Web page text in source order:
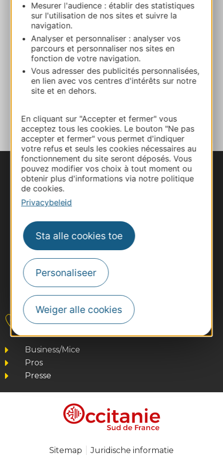
Mesurer l'audience : établir des statistiques
sur l'utilisation de nos sites et suivre la
navigation.
Analyser et personnaliser : analyser vos
parcours et personnaliser nos sites en
fonction de votre navigation.
Vous adresser des publicités personnalisées,
en lien avec vos centres d'intérêts sur notre
site et en dehors.
En cliquant sur "Accepter et fermer" vous
acceptez tous les cookies. Le bouton "Ne pas
accepter et fermer" vous permet d'indiquer
votre refus et seuls les cookies nécessaires au
fonctionnement du site seront déposés. Vous
pouvez modifier vos choix à tout moment ou
obtenir plus d'informations via notre politique
de cookies.
Privacybeleid
Sta alle cookies toe
Personaliseer
Weiger alle cookies
+33 6 07 35 18 13
E-mail
Website
#VoyageOccitanie
Contact
Business/Mice
Pros
Presse
Sitemap Juridische informatie